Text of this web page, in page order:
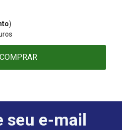
)
COMPRAR
seu e-mail